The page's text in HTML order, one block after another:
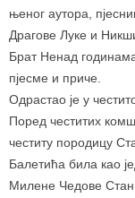
њеног аутора,
Драгове Луке и
Брат Ненад
пјесме и приче.
Одрастао је у
Поред честитих
честиту породицу
Балетића била као
Милене Чедове